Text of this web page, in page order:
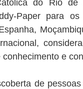
do Rio
Paper para
conhecimento e
de